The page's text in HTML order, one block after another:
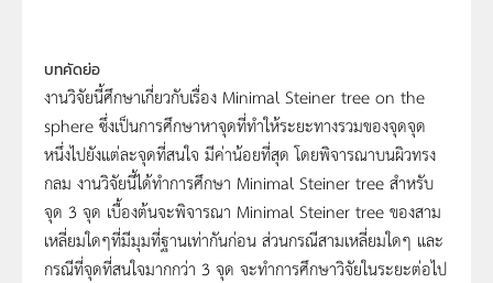
บทคัดย่อ
งานวิจัยนี้ศึกษาเกี่ยวกับเรื่อง Minimal Steiner tree on the
sphere ซึ่งเป็นการศึกษาหาจุดที่ทำให้ระยะทางรวมของจุดจุด
หนึ่งไปยังแต่ละจุดที่สนใจ มีค่าน้อยที่สุด โดยพิจารณาบนผิวทรง
กลม งานวิจัยนี้ได้ทำการศึกษา Minimal Steiner tree สำหรับ
จุด 3 จุด เบื้องต้นจะพิจารณา Minimal Steiner tree ของสาม
เหลี่ยมใดๆที่มีมุมที่ฐานเท่ากันก่อน ส่วนกรณีสามเหลี่ยมใดๆ และ
กรณีที่จุดที่สนใจมากกว่า 3 จุด จะทำการศึกษาวิจัยในระยะต่อไป